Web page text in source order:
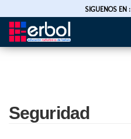
Pasar
SIGUENOS EN :
Seguridad